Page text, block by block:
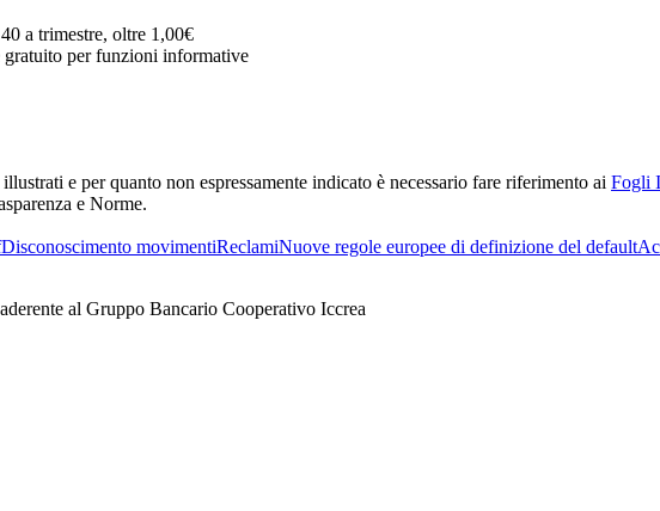
a trimestre, oltre 1,00€
per funzioni informative
e per quanto non espressamente indicato è necessario fare riferimento ai Fogli
e Norme.
Disconoscimento movimentiReclamiNuove regole europee di definizione del default
al Gruppo Bancario Cooperativo Iccrea